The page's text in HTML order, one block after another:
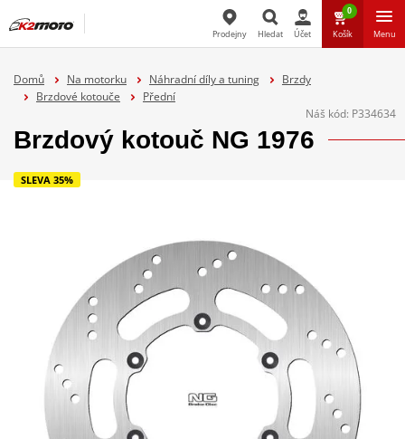
Prodejny Hledat Účet
0
Košík Menu
Domů Na motorku Náhradní díly a tuning
Brzdy
Brzdové kotouče
Přední
Náš kód: P334634
Brzdový kotouč NG 1976
SLEVA 35%